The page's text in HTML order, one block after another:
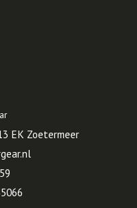
EK Zoetermeer